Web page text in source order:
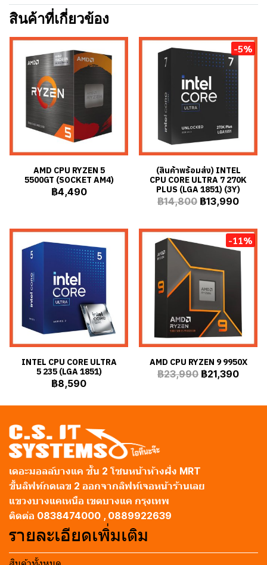
สินค้าที่เกี่ยวข้อง
AMD CPU RYZEN 5
5500GT (SOCKET AM4)
฿4,490
-5%
(สินค้าพร้อมส่ง) INTEL
CPU CORE ULTRA 7 270K
PLUS (LGA 1851) (3Y)
฿14,800 ฿13,990
INTEL CPU CORE ULTRA
5 235 (LGA 1851)
฿8,590
-11%
AMD CPU RYZEN 9 9950X
฿23,990 ฿21,390
เดอะมอลล์บางแค ชั้น 2 โซนหน้าห้างฝั่ง MRT
ขึ้นลิฟท์กดเลข 2 ออกจากลิฟท์เจอหน้าร้านเลย
แขวงบางแคเหนือ เขตบางแค กรุงเทพ
ติดต่อ 0838474000 , 0889922639
รายละเอียดเพิ่มเติม